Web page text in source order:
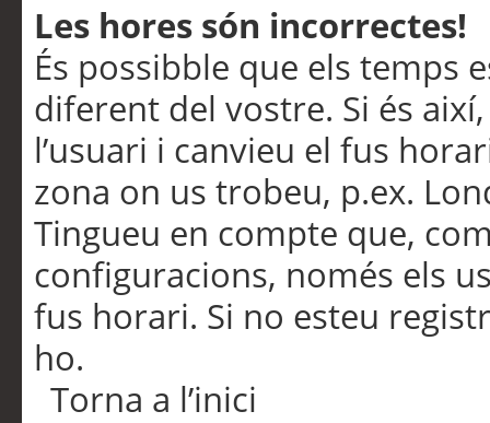
Les hores són incorrectes!
És possibble que els temps
diferent del vostre. Si és
l’usuari i canvieu el fus
zona on us trobeu, p.ex.
Tingueu en compte que,
configuracions, només els
fus horari. Si no esteu
ho.
Torna a l’inici